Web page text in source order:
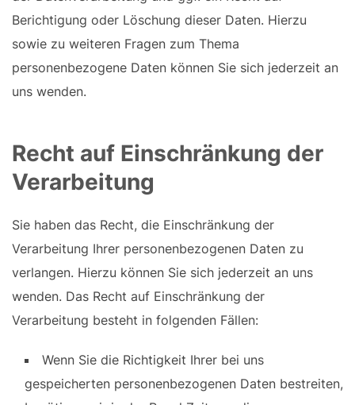
Berichtigung oder Löschung dieser Daten. Hierzu
sowie zu weiteren Fragen zum Thema
personenbezogene Daten können Sie sich jederzeit an
uns wenden.
Recht auf Einschränkung der
Verarbeitung
Sie haben das Recht, die Einschränkung der
Verarbeitung Ihrer personenbezogenen Daten zu
verlangen. Hierzu können Sie sich jederzeit an uns
wenden. Das Recht auf Einschränkung der
Verarbeitung besteht in folgenden Fällen:
Wenn Sie die Richtigkeit Ihrer bei uns
gespeicherten personenbezogenen Daten bestreiten,